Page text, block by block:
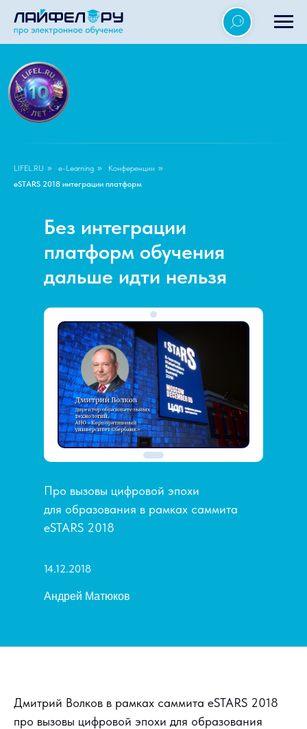
LIFEL.RU » e-Learning » Конференции »
eSTARS 2018 интеграции платформ
Без интеграции
платформ обучения
дальше идти нельзя
14.12.2018
Андрей Матюков
Про вызовы цифровой эпохи
для образования в рамках саммита
eSTARS 2018
Дмитрий Волков в рамках саммита eSTARS 2018
про вызовы цифровой эпохи для образования